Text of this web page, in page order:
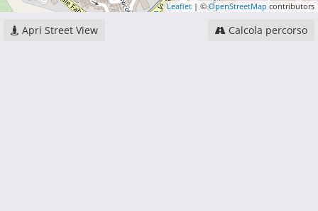
Leaflet | ©OpenStreetMap contributors
Apri Street View Calcola percorso